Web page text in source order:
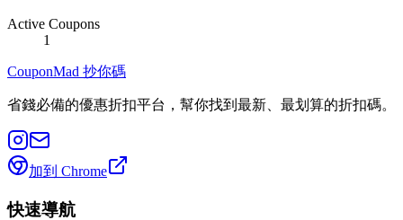
Active Coupons
1
CouponMad 抄你碼
省錢必備的優惠折扣平台，幫你找到最新、最划算的折扣碼。
加到 Chrome
快速導航